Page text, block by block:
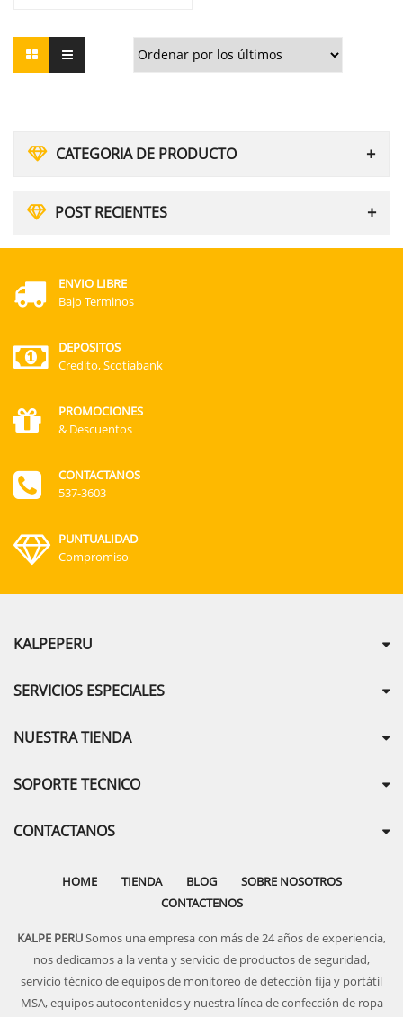
CATEGORIA DE PRODUCTO
POST RECIENTES
ENVIO LIBRE
Bajo Terminos
DEPOSITOS
Credito, Scotiabank
PROMOCIONES
& Descuentos
CONTACTANOS
537-3603
PUNTUALIDAD
Compromiso
KALPEPERU
SERVICIOS ESPECIALES
NUESTRA TIENDA
SOPORTE TECNICO
CONTACTANOS
HOME TIENDA BLOG
SOBRE NOSOTROS
CONTACTENOS
KALPE PERUSomos una empresa con más de 24 años de experiencia,
nos dedicamos a la venta y servicio de productos de seguridad,
servicio técnico de equipos de monitoreo de detección fija y portátil
MSA, equipos autocontenidos y nuestra línea de confección de ropa